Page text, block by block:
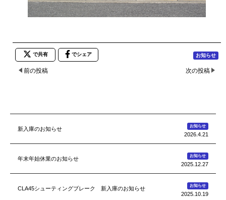
で共有 でシェア お知らせ
前の投稿 次の投稿
新入庫のお知らせ お知らせ
2026.4.21
年末年始休業のお知らせ お知らせ
2025.12.27
CLA45シューティングブレーク 新入庫のお知らせ お知らせ
2025.10.19